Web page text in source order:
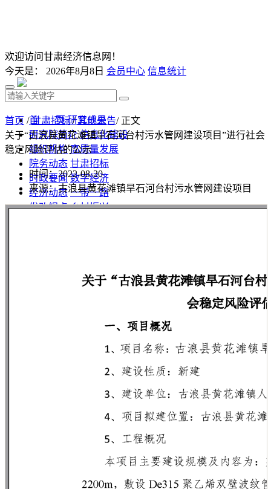
欢迎访问甘肃经济信息网！
今天是： 2026年8月8日 会员中心 信息统计
首 页 研究成果
研究院简介 信息化建设
组织机构 高质量发展
院务动态 甘肃招标
时政要闻 数字经济
经济动态 一带一路
发改视点 乡村振兴
首页 /甘肃招标/其他公告/ 正文
关于“古浪县黄花滩镇旱石河台村污水管网建设项目”进行社会
稳定风险评估的公示
时间：2022-08-20
来源：古浪县黄花滩镇旱石河台村污水管网建设项目